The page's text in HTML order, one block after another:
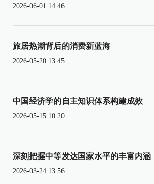
2026-06-01 14:46
旅居热潮背后的消费新蓝海
2026-05-20 13:45
中国经济学的自主知识体系构建成效
2026-05-15 10:20
深刻把握中等发达国家水平的丰富内涵
2026-03-24 13:56